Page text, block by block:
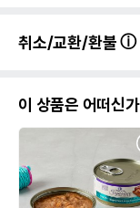
취소/교환/환불
이 상품은 어떠신